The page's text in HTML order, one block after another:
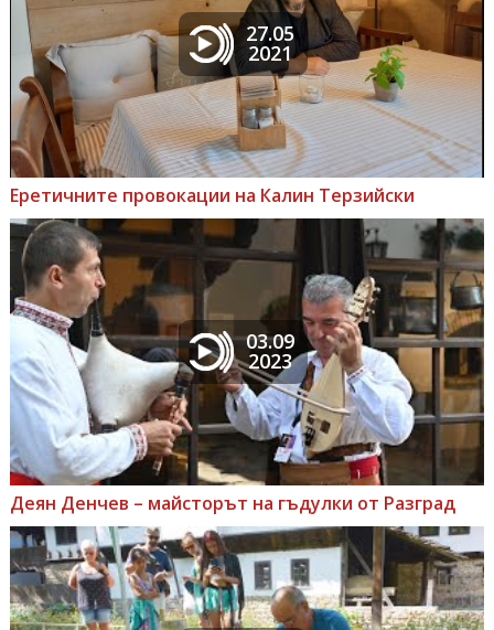
27.05
2021
Еретичните провокации на Калин Терзийски
03.09
2023
Деян Денчев – майсторът на гъдулки от Разград